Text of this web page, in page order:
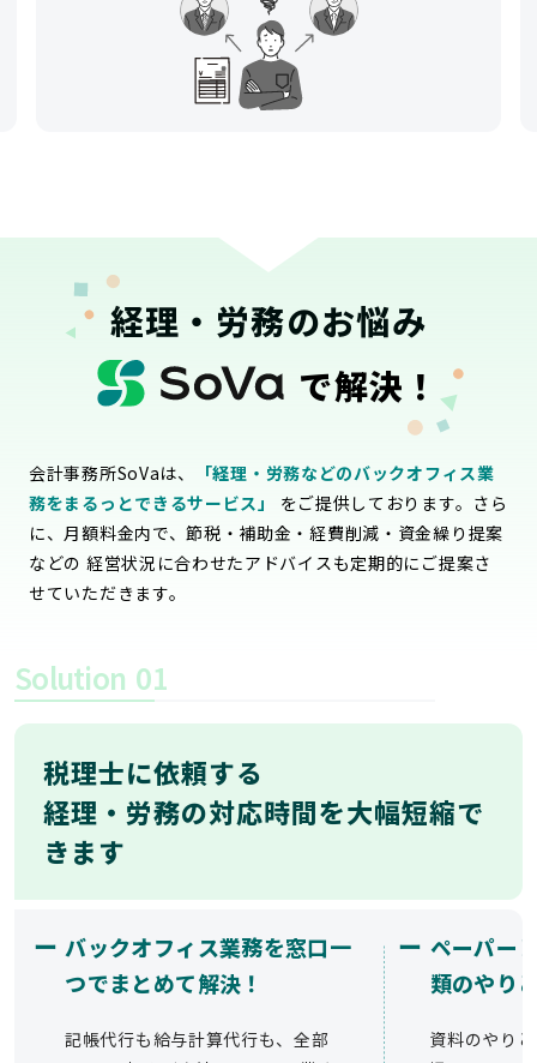
経理・労務のお悩み
で解決！
会計事務所SoVaは、
「経理・労務などのバックオフィス業
務をまるっとできるサービス」
をご提供しております。さら
に、月額料金内で、節税・補助金・経費削減・資金繰り提案
などの 経営状況に合わせたアドバイスも定期的にご提案さ
せていただきます。
Solution 01
税理士に依頼する
経理・労務の対応時間を大幅短縮で
きます
ー バックオフィス業務を窓口一
つでまとめて解決！
記帳代行も給与計算代行も、全部
ー ペーパー
類のやり
資料のやり